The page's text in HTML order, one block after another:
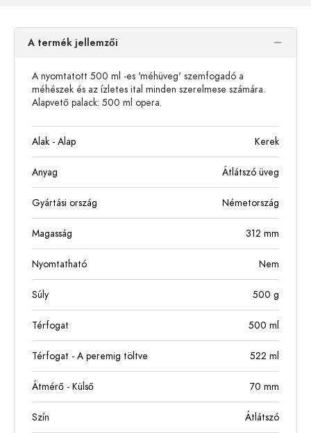
A termék jellemzői
A nyomtatott 500 ml -es 'méhüveg' szemfogadó a
méhészek és az ízletes ital minden szerelmese számára.
Alapvető palack: 500 ml opera.
Alak - Alap Kerek
Anyag Átlátszó üveg
Gyártási ország Németország
Magasság 312 mm
Nyomtatható Nem
Súly 500 g
Térfogat 500 ml
Térfogat - A peremig töltve 522 ml
Átmérő - Külső 70 mm
Szín Átlátszó